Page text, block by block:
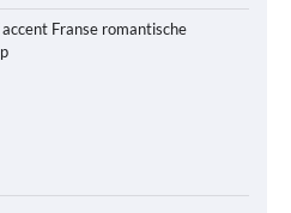
Franse romantische